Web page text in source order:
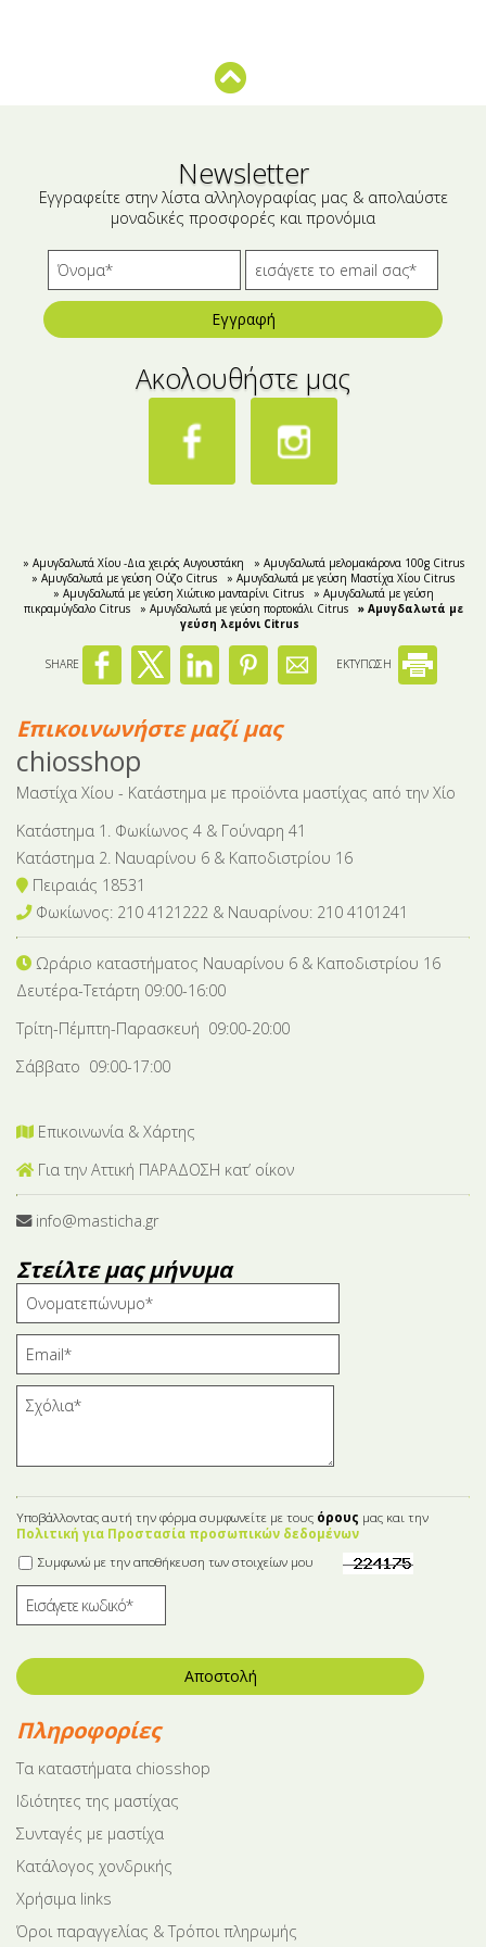
Set Καλλυντικών
Τουρσιά
Ελαιόλαδο
Αλάτι
Αλόη
Αλίπαστα Ψαρικά
Έτοιμα Μείγματα
Newsletter
Εγγραφείτε στην λίστα αλληλογραφίας μας & απολαύστε
μοναδικές προσφορές και προνόμια
Εγγραφή
Ακολουθήστε μας
» Αμυγδαλωτά Χίου -Δια χειρός Αυγουστάκη
» Αμυγδαλωτά μελομακάρονα 100g Citrus
» Aμυγδαλωτά με γεύση Ούζο Citrus
» Aμυγδαλωτά με γεύση Μαστίχα Χίου Citrus
» Αμυγδαλωτά με γεύση Χιώτικο μανταρίνι Citrus
» Αμυγδαλωτά με γεύση
πικραμύγδαλο Citrus
» Αμυγδαλωτά με γεύση πορτοκάλι Citrus
» Αμυγδαλωτά με
γεύση λεμόνι Citrus
SHARE ΕΚΤΥΠΩΣΗ
Επικοινωνήστε μαζί μας
chiosshop
Μαστίχα Χίου - Κατάστημα με προϊόντα μαστίχας από την Χίο
Κατάστημα 1. Φωκίωνος 4 & Γούναρη 41
Κατάστημα 2. Ναυαρίνου 6 & Καποδιστρίου 16
Πειραιάς 18531
Φωκίωνος: 210 4121222 & Nαυαρίνου: 210 4101241
Ωράριο καταστήματος Ναυαρίνου 6 & Καποδιστρίου 16
Δευτέρα-Tετάρτη 09:00-16:00
Τρίτη-Πέμπτη-Παρασκευή 09:00-20:00
Σάββατο 09:00-17:00
Επικοινωνία & Χάρτης
Για την Αττική ΠΑΡΑΔΟΣΗ κατ’ οίκον
info@masticha.gr
Στείλτε μας μήνυμα
Υποβάλλοντας αυτή την φόρμα συμφωνείτε με τους όρους μας και την
Πολιτική για Προστασία προσωπικών δεδομένων
Συμφωνώ με την αποθήκευση των στοιχείων μου
Αποστολή
Πληροφορίες
Tα καταστήματα chiosshop
Ιδιότητες της μαστίχας
Συνταγές με μαστίχα
Κατάλογος χονδρικής
Χρήσιμα links
Όροι παραγγελίας & Τρόποι πληρωμής